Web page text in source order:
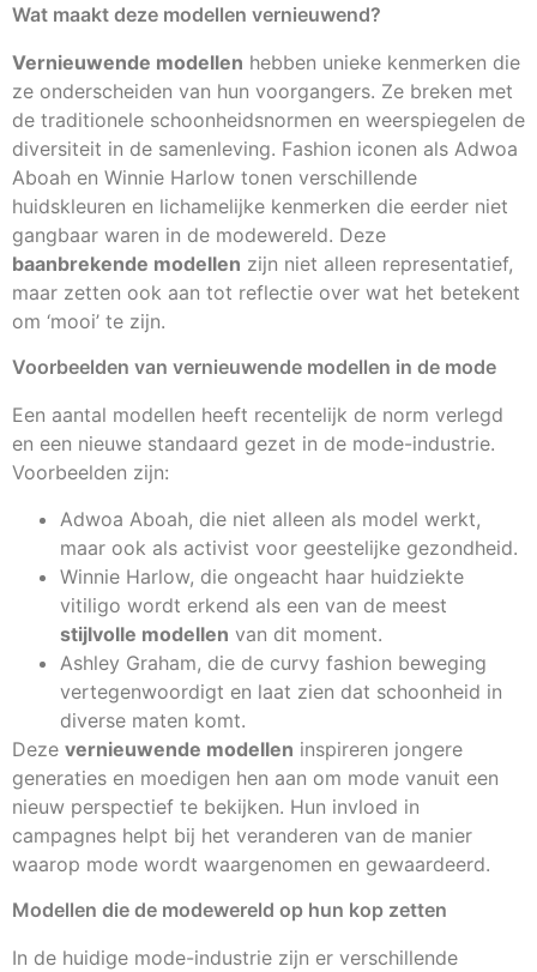
Wat maakt deze modellen vernieuwend?
Vernieuwende modellen hebben unieke kenmerken die
ze onderscheiden van hun voorgangers. Ze breken met
de traditionele schoonheidsnormen en weerspiegelen de
diversiteit in de samenleving. Fashion iconen als Adwoa
Aboah en Winnie Harlow tonen verschillende
huidskleuren en lichamelijke kenmerken die eerder niet
gangbaar waren in de modewereld. Deze
baanbrekende modellen zijn niet alleen representatief,
maar zetten ook aan tot reflectie over wat het betekent
om ‘mooi’ te zijn.
Voorbeelden van vernieuwende modellen in de mode
Een aantal modellen heeft recentelijk de norm verlegd
en een nieuwe standaard gezet in de mode-industrie.
Voorbeelden zijn:
Adwoa Aboah, die niet alleen als model werkt,
maar ook als activist voor geestelijke gezondheid.
Winnie Harlow, die ongeacht haar huidziekte
vitiligo wordt erkend als een van de meest
stijlvolle modellen van dit moment.
Ashley Graham, die de curvy fashion beweging
vertegenwoordigt en laat zien dat schoonheid in
diverse maten komt.
Deze vernieuwende modellen inspireren jongere
generaties en moedigen hen aan om mode vanuit een
nieuw perspectief te bekijken. Hun invloed in
campagnes helpt bij het veranderen van de manier
waarop mode wordt waargenomen en gewaardeerd.
Modellen die de modewereld op hun kop zetten
In de huidige mode-industrie zijn er verschillende